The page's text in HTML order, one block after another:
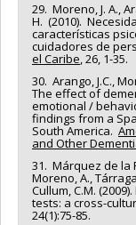
29. Moreno, J. A.,
H. (2010).
características
cuidadores de
el Caribe, 26, 1-35.
30. Arango, J.C.,
The effect of
emotional /
findings from a
South America.
and Other
31. Márquez de la
Moreno, A.,
Cullum, C.M.
tests: a cross-
24(1):75-85.